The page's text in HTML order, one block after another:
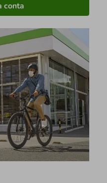
conta